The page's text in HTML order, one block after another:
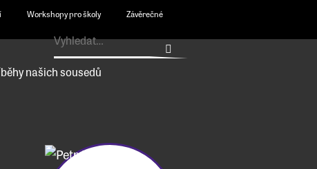
Workshopy pro školy
Závěrečné
našich sousedů